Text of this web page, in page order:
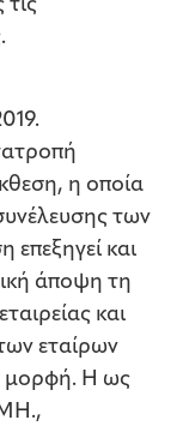
η οποία
των
επεξηγεί και
άποψη τη
και
εταίρων
μορφή. Η ως